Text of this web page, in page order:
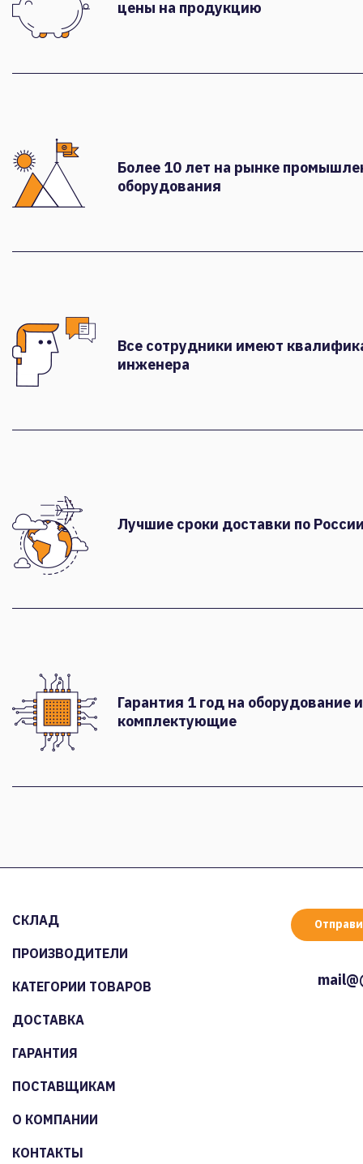
цены на продукцию
Более 10 лет на рынке
оборудования
Все сотрудники имеют
инженера
Лучшие сроки доставки по
Гарантия 1 год на оборудование и
комплектующие
СКЛАД
ПРОИЗВОДИТЕЛИ
КАТЕГОРИИ ТОВАРОВ
ДОСТАВКА
ГАРАНТИЯ
ПОСТАВЩИКАМ
О КОМПАНИИ
КОНТАКТЫ